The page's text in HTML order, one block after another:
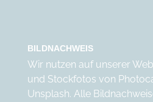
BILDNACHWEIS
Wir nutzen auf unserer
und Stockfotos von
Unsplash. Alle